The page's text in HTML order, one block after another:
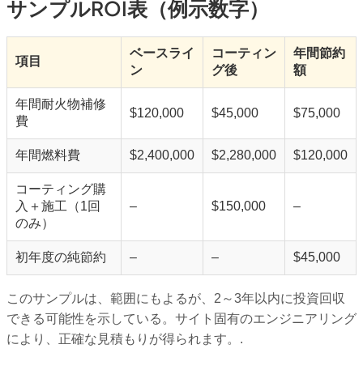
サンプルROI表（例示数字）
項目
ベースライ
ン
コーティン
グ後
年間節約
額
年間耐火物補修
費
$120,000 $45,000 $75,000
年間燃料費 $2,400,000 $2,280,000 $120,000
コーティング購
入＋施工（1回
のみ）
– $150,000 –
初年度の純節約 – – $45,000
このサンプルは、範囲にもよるが、2～3年以内に投資回収
できる可能性を示している。サイト固有のエンジニアリング
により、正確な見積もりが得られます。.